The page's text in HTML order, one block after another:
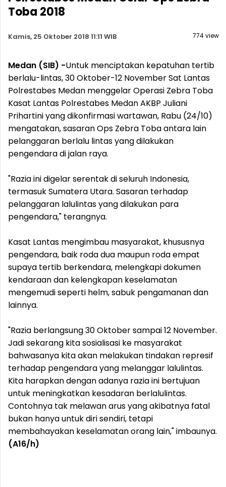
Toba 2018
Kamis, 25 Oktober 2018 11:11 WIB 774 view
Medan (SIB) -Untuk menciptakan kepatuhan tertib
berlalu-lintas, 30 Oktober-12 November Sat Lantas
Polrestabes Medan menggelar Operasi Zebra Toba
Kasat Lantas Polrestabes Medan AKBP Juliani
Prihartini yang dikonfirmasi wartawan, Rabu (24/10)
mengatakan, sasaran Ops Zebra Toba antara lain
pelanggaran berlalu lintas yang dilakukan
pengendara di jalan raya.
"Razia ini digelar serentak di seluruh Indonesia,
termasuk Sumatera Utara. Sasaran terhadap
pelanggaran lalulintas yang dilakukan para
pengendara," terangnya.
Kasat Lantas mengimbau masyarakat, khususnya
pengendara, baik roda dua maupun roda empat
supaya tertib berkendara, melengkapi dokumen
kendaraan dan kelengkapan keselamatan
mengemudi seperti helm, sabuk pengamanan dan
lainnya.
"Razia berlangsung 30 Oktober sampai 12 November.
Jadi sekarang kita sosialisasi ke masyarakat
bahwasanya kita akan melakukan tindakan represif
terhadap pengendara yang melanggar lalulintas.
Kita harapkan dengan adanya razia ini bertujuan
untuk meningkatkan kesadaran berlalulintas.
Contohnya tak melawan arus yang akibatnya fatal
bukan hanya untuk diri sendiri, tetapi
membahayakan keselamatan orang lain," imbaunya.
(A16/h)